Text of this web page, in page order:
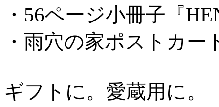
・56ページ小冊子『
・雨穴の家ポストカー
ギフトに。愛蔵用に。